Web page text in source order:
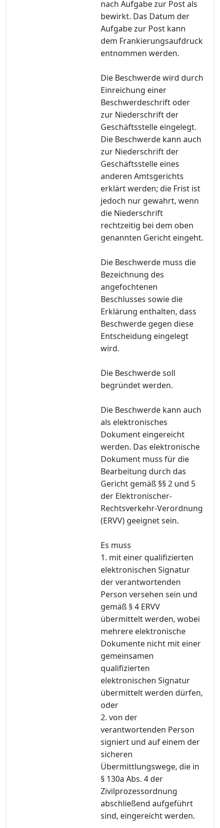
nach Aufgabe zur Post als
bewirkt. Das Datum der
Aufgabe zur Post kann
dem Frankierungsaufdruck
entnommen werden.
Die Beschwerde wird durch
Einreichung einer
Beschwerdeschrift oder
zur Niederschrift der
Geschäftsstelle eingelegt.
Die Beschwerde kann auch
zur Niederschrift der
Geschäftsstelle eines
anderen Amtsgerichts
erklärt werden; die Frist ist
jedoch nur gewahrt, wenn
die Niederschrift
rechtzeitig bei dem oben
genannten Gericht eingeht.
Die Beschwerde muss die
Bezeichnung des
angefochtenen
Beschlusses sowie die
Erklärung enthalten, dass
Beschwerde gegen diese
Entscheidung eingelegt
wird.
Die Beschwerde soll
begründet werden.
Die Beschwerde kann auch
als elektronisches
Dokument eingereicht
werden. Das elektronische
Dokument muss für die
Bearbeitung durch das
Gericht gemäß §§ 2 und 5
der Elektronischer-
Rechtsverkehr-Verordnung
(ERVV) geeignet sein.
Es muss
1. mit einer qualifizierten
elektronischen Signatur
der verantwortenden
Person versehen sein und
gemäß § 4 ERVV
übermittelt werden, wobei
mehrere elektronische
Dokumente nicht mit einer
gemeinsamen
qualifizierten
elektronischen Signatur
übermittelt werden dürfen,
oder
2. von der
verantwortenden Person
signiert und auf einem der
sicheren
Übermittlungswege, die in
§ 130a Abs. 4 der
Zivilprozessordnung
abschließend aufgeführt
sind, eingereicht werden.